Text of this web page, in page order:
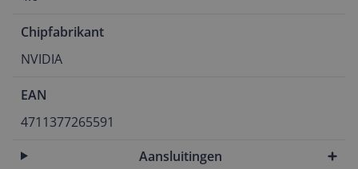
Chipfabrikant
NVIDIA
EAN
4711377265591
Aansluitingen